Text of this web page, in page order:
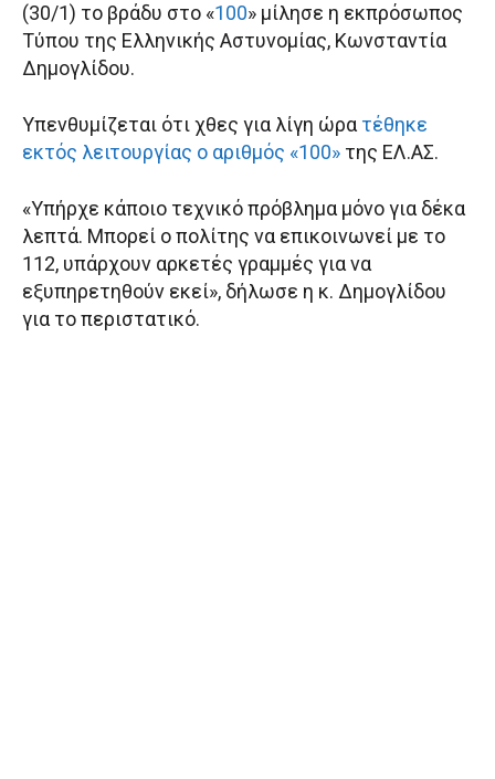
(30/1) το βράδυ στο «100» μίλησε η εκπρόσωπος
Τύπου της Ελληνικής Αστυνομίας, Κωνσταντία
Δημογλίδου.
Υπενθυμίζεται ότι χθες για λίγη ώρατέθηκε
εκτός λειτουργίας ο αριθμός «100» της ΕΛ.ΑΣ.
«Υπήρχε κάποιο τεχνικό πρόβλημα μόνο για δέκα
λεπτά. Μπορεί ο πολίτης να επικοινωνεί με το
112, υπάρχουν αρκετές γραμμές για να
εξυπηρετηθούν εκεί», δήλωσε η κ. Δημογλίδου
για το περιστατικό.